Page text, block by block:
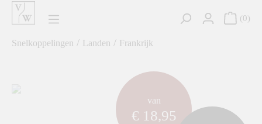
0
Snelkoppelingen / Landen / Frankrijk
van
€ 18,95
component.cms.imageGallery.skipImageGallery